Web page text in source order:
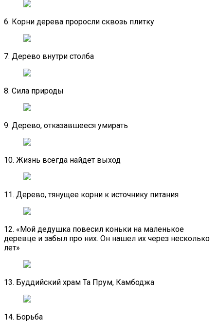
6. Корни дерева проросли сквозь плитку
7. Дерево внутри столба
8. Сила природы
9. Дерево, отказавшееся умирать
10. Жизнь всегда найдет выход
11. Дерево, тянущее корни к источнику питания
12. «Мой дедушка повесил коньки на маленькое
деревце и забыл про них. Он нашел их через несколько
лет»
13. Буддийский храм Та Прум, Камбоджа
14. Борьба